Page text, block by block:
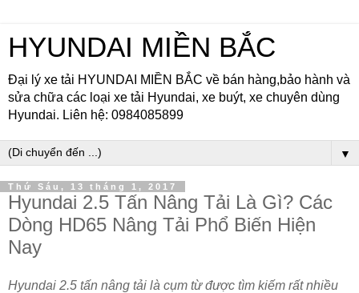
HYUNDAI MIỀN BẮC
Đại lý xe tải HYUNDAI MIỀN BẮC về bán hàng,bảo hành và
sửa chữa các loại xe tải Hyundai, xe buýt, xe chuyên dùng
Hyundai. Liên hệ: 0984085899
▼
Thứ Sáu, 13 tháng 1, 2017
Hyundai 2.5 Tấn Nâng Tải Là Gì? Các
Dòng HD65 Nâng Tải Phổ Biến Hiện
Nay
Hyundai 2.5 tấn nâng tải là cụm từ được tìm kiếm rất nhiều